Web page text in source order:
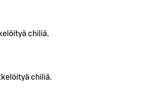
chiliä.
chiliä.